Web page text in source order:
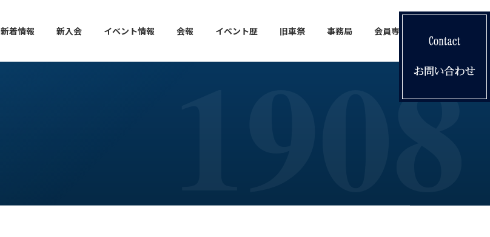
新着情報 新入会 イベント情報 会報 イベント歴 旧車祭 事務局 会員専用